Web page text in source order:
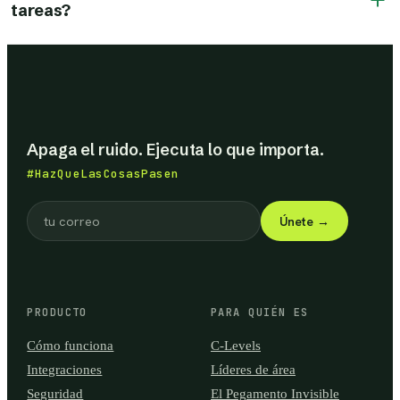
tareas?
Apaga el ruido. Ejecuta lo que importa.
#HazQueLasCosasPasen
Únete →
PRODUCTO
Cómo funciona
Integraciones
Seguridad
PARA QUIÉN ES
C-Levels
Líderes de área
El Pegamento Invisible